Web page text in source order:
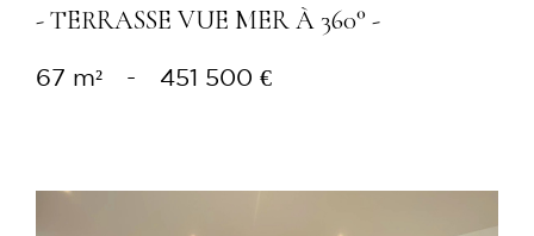
- TERRASSE VUE MER À 360° -
67 m² - 451 500 €